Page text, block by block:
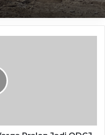
sudah meringankan
Petualangan Sherina
dapat membekas di
Ikuti Olahraga